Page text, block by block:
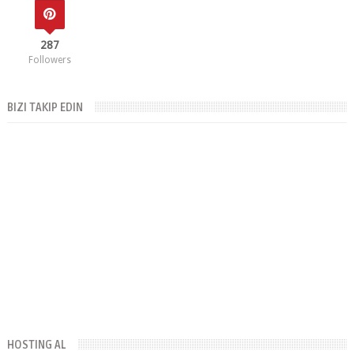
287
Followers
BIZI TAKIP EDIN
HOSTING AL